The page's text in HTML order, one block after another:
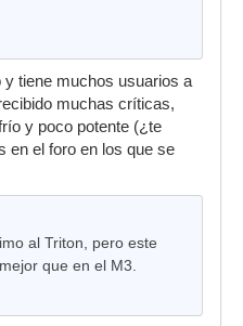
y tiene muchos usuarios a
muchas críticas,
y poco potente (¿te
en el foro en los que se
al Triton, pero este
que en el M3.